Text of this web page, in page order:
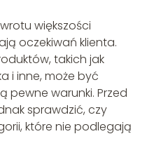
większości
oczekiwań klienta.
takich jak
i inne, może być
pewne warunki. Przed
sprawdzić, czy
które nie podlegają